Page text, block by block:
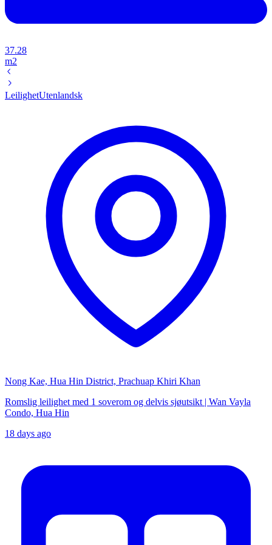
37.28
m2
LeilighetUtenlandsk
Nong Kae, Hua Hin District, Prachuap Khiri Khan
Romslig leilighet med 1 soverom og delvis sjøutsikt | Wan Vayla
Condo, Hua Hin
18 days ago